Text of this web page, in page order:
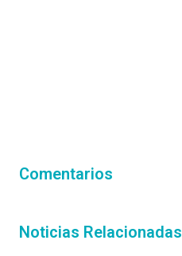
Comentarios
Noticias Relacionadas